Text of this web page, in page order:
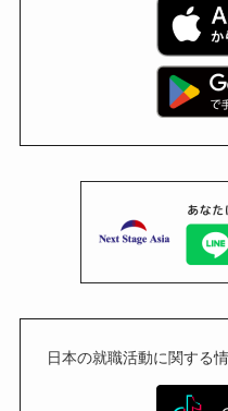
日本の就職活動に関する